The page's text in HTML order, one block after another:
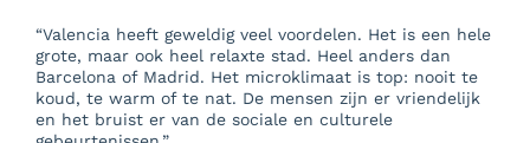
“Valencia heeft geweldig veel voordelen. Het is een hele
grote, maar ook heel relaxte stad. Heel anders dan
Barcelona of Madrid. Het microklimaat is top: nooit te
koud, te warm of te nat. De mensen zijn er vriendelijk
en het bruist er van de sociale en culturele